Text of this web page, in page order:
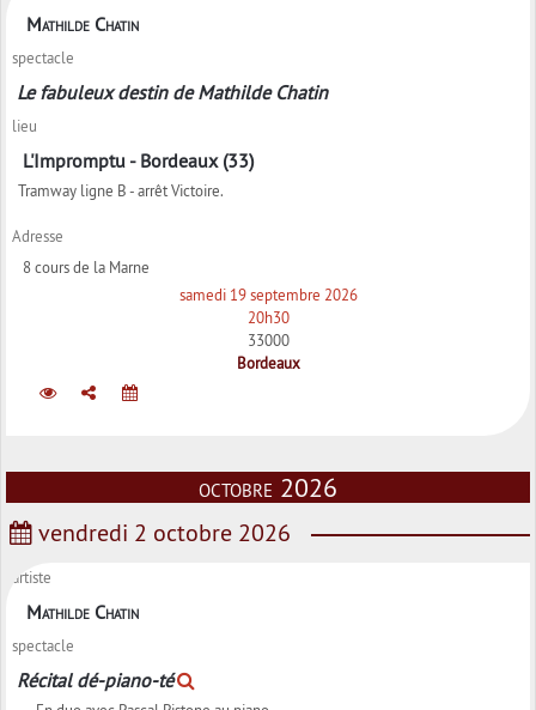
Mathilde Chatin
spectacle
Le fabuleux destin de Mathilde Chatin
lieu
L'Impromptu - Bordeaux (33)
Tramway ligne B - arrêt Victoire.
Adresse
8 cours de la Marne
samedi 19 septembre 2026
20h30
33000
Bordeaux
octobre 2026
vendredi 2 octobre 2026
artiste
Mathilde Chatin
spectacle
Récital dé-piano-té